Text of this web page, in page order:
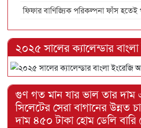
ফিফার বাণিজ্যিক পরিকল্পনা ফাঁস হতেই
২০২৫ সালের ক্যালেন্ডার
গুণ গত মান যার ভাল তার দাম
সিলেটের সেরা বাগানের উন্নত
দাম ৪৫০ টাকা হোম ডেলি বারি